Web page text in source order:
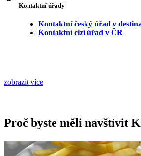
Kontaktní úřady
Kontaktní český úřad v
Kontaktní cizí úřad v ČR
zobrazit více
Proč byste měli navštívit